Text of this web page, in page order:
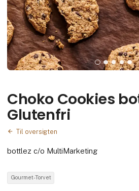
Choko Cookies
Glutenfri
Til oversigten
bottlez c/o MultiMarketing
Gourmet-Torvet